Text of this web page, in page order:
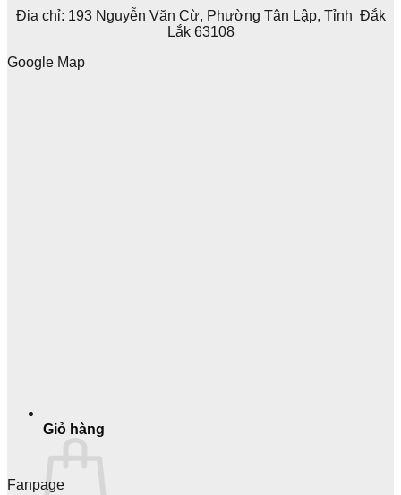
Giỏ hàng
Đia chỉ: 193 Nguyễn Văn Cừ, Phường Tân Lập, Tỉnh Đắk
Lắk 63108
Google Map
Fanpage